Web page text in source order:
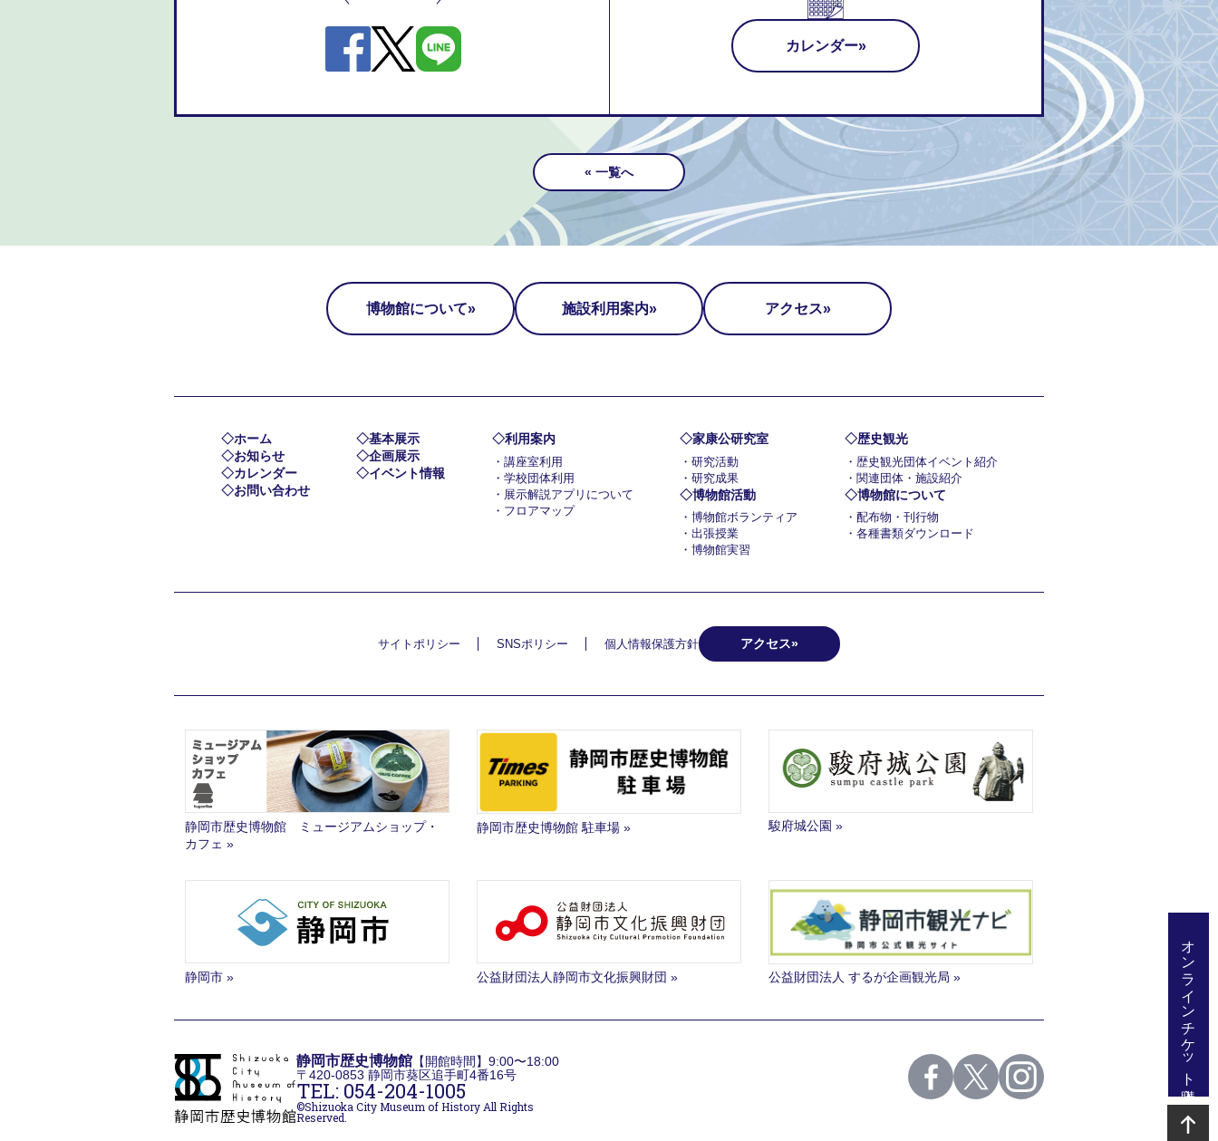
カレンダー
« 一覧へ
博物館について 施設利用案内 アクセス
ホーム
お知らせ
カレンダー
お問い合わせ
基本展示
企画展示
イベント情報
利用案内
講座室利用
学校団体利用
展示解説アプリについて
フロアマップ
家康公研究室
研究活動
研究成果
博物館活動
博物館ボランティア
出張授業
博物館実習
歴史観光
歴史観光団体イベント紹介
関連団体・施設紹介
博物館について
配布物・刊行物
各種書類ダウンロード
アクセス
サイトポリシー SNSポリシー 個人情報保護方針
静岡市歴史博物館 ミュージアムショップ・
カフェ
静岡市歴史博物館 駐車場 駿府城公園
静岡市 公益財団法人静岡市文化振興財団 公益財団法人 するが企画観光局
静岡市歴史博物館【開館時間】9:00〜18:00
〒420-0853 静岡市葵区追手町4番16号
TEL: 054-204-1005
©Shizuoka City Museum of History All Rights
Reserved.
オンラインチケット購入